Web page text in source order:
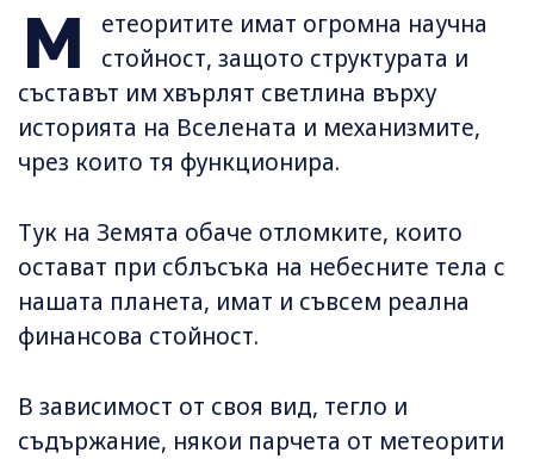
М
етеоритите имат огромна научна
стойност, защото структурата и
съставът им хвърлят светлина върху
историята на Вселената и механизмите,
чрез които тя функционира.
Тук на Земята обаче отломките, които
остават при сблъсъка на небесните тела с
нашата планета, имат и съвсем реална
финансова стойност.
В зависимост от своя вид, тегло и
съдържание, някои парчета от метеорити